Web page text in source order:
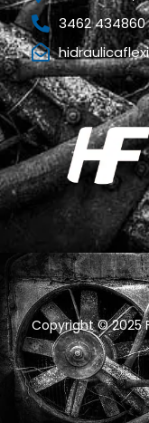
3462 434860
Copyright © 2025